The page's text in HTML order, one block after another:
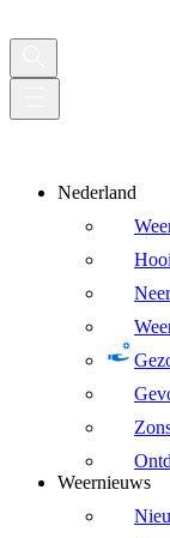
Nederland
Weernieuws